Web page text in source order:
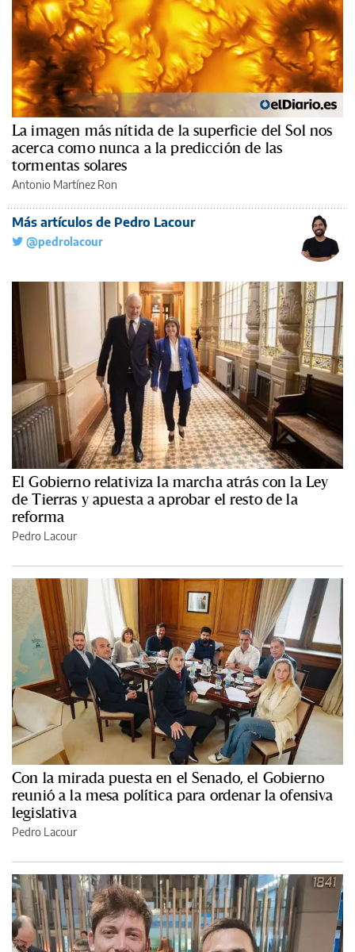
La imagen más nítida de la superficie del Sol nos
acerca como nunca a la predicción de las
tormentas solares
Antonio Martínez Ron
Más artículos de Pedro Lacour
@pedrolacour
El Gobierno relativiza la marcha atrás con la Ley
de Tierras y apuesta a aprobar el resto de la
reforma
Pedro Lacour
Con la mirada puesta en el Senado, el Gobierno
reunió a la mesa política para ordenar la ofensiva
legislativa
Pedro Lacour